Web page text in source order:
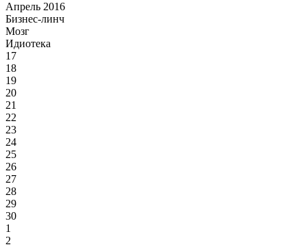
Апрель 2016
Бизнес-линч
Мозг
Идиотека
17
18
19
20
21
22
23
24
25
26
27
28
29
30
1
2